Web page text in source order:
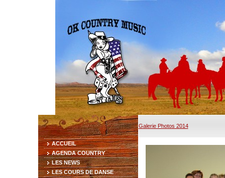
ACCUEIL
AGENDA COUNTRY
LES NEWS
LES COURS DE DANSE
Galerie Photos 2014